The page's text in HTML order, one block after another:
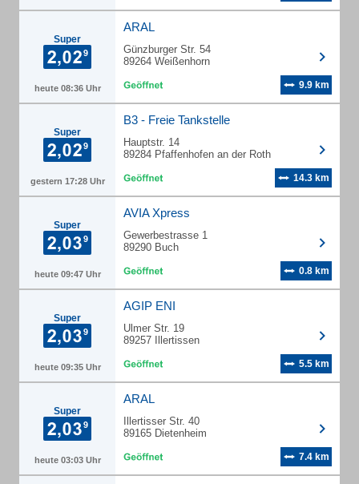
Super
heute 08:36 Uhr
ARAL
Günzburger Str. 54
89264 Weißenhorn
9.9 km
Super
gestern 17:28 Uhr
B3 - Freie Tankstelle
Hauptstr. 14
89284 Pfaffenhofen an der Roth
14.3 km
Super
heute 09:47 Uhr
AVIA Xpress
Gewerbestrasse 1
89290 Buch
0.8 km
Super
heute 09:35 Uhr
AGIP ENI
Ulmer Str. 19
89257 Illertissen
5.5 km
Super
heute 03:03 Uhr
ARAL
Illertisser Str. 40
89165 Dietenheim
7.4 km